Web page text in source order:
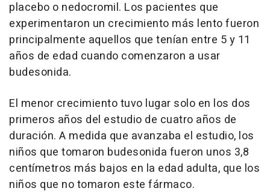
placebo o nedocromil. Los pacientes que
experimentaron un crecimiento más lento fueron
principalmente aquellos que tenían entre 5 y 11
años de edad cuando comenzaron a usar
budesonida.
El menor crecimiento tuvo lugar solo en los dos
primeros años del estudio de cuatro años de
duración. A medida que avanzaba el estudio, los
niños que tomaron budesonida fueron unos 3,8
centímetros más bajos en la edad adulta, que los
niños que no tomaron este fármaco.